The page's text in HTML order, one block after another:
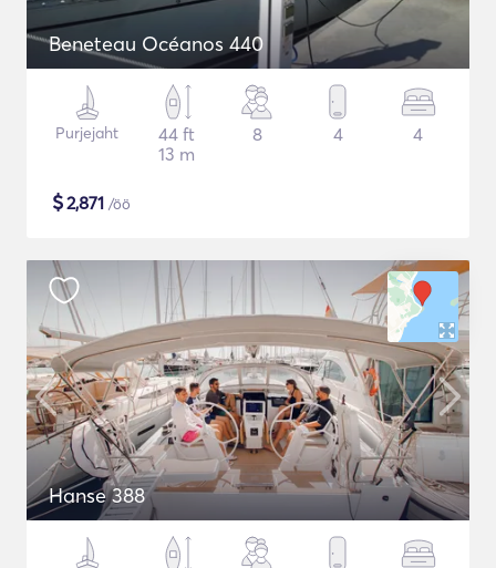
Beneteau Océanos 440
Purjejaht
44 ft
13 m
8 4 4
$2,871 /öö
Hanse 388